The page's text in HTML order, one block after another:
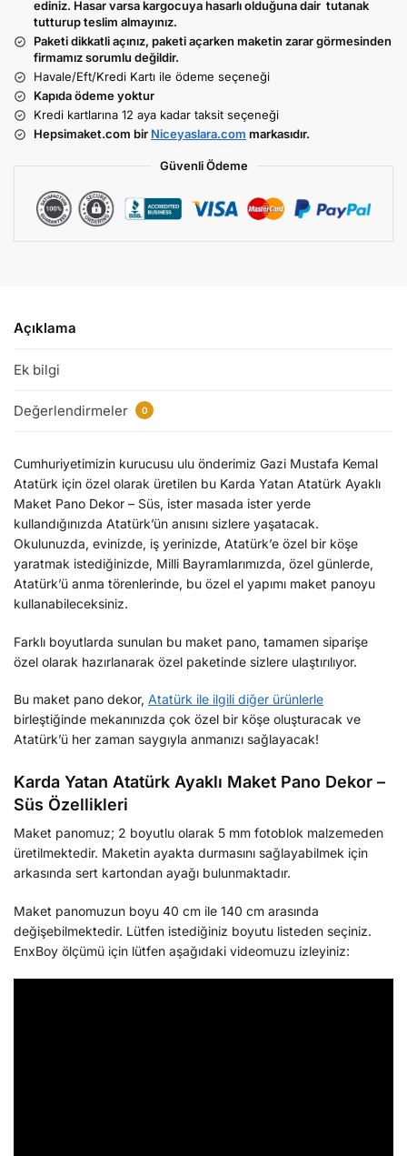
ediniz. Hasar varsa kargocuya hasarlı olduğuna dair tutanak
tutturup teslim almayınız.
Paketi dikkatli açınız, paketi açarken maketin zarar görmesinden
firmamız sorumlu değildir.
Havale/Eft/Kredi Kartı ile ödeme seçeneği
Kapıda ödeme yoktur
Kredi kartlarına 12 aya kadar taksit seçeneği
Hepsimaket.com bir Niceyaslara.com markasıdır.
Güvenli Ödeme
Açıklama
Ek bilgi
Değerlendirmeler 0
Cumhuriyetimizin kurucusu ulu önderimiz Gazi Mustafa Kemal
Atatürk için özel olarak üretilen bu Karda Yatan Atatürk Ayaklı
Maket Pano Dekor – Süs, ister masada ister yerde
kullandığınızda Atatürk’ün anısını sizlere yaşatacak.
Okulunuzda, evinizde, iş yerinizde, Atatürk’e özel bir köşe
yaratmak istediğinizde, Milli Bayramlarımızda, özel günlerde,
Atatürk’ü anma törenlerinde, bu özel el yapımı maket panoyu
kullanabileceksiniz.
Farklı boyutlarda sunulan bu maket pano, tamamen siparişe
özel olarak hazırlanarak özel paketinde sizlere ulaştırılıyor.
Bu maket pano dekor, Atatürk ile ilgili diğer ürünlerle
birleştiğinde mekanınızda çok özel bir köşe oluşturacak ve
Atatürk’ü her zaman saygıyla anmanızı sağlayacak!
Karda Yatan Atatürk Ayaklı Maket Pano Dekor –
Süs Özellikleri
Maket panomuz; 2 boyutlu olarak 5 mm fotoblok malzemeden
üretilmektedir. Maketin ayakta durmasını sağlayabilmek için
arkasında sert kartondan ayağı bulunmaktadır.
Maket panomuzun boyu 40 cm ile 140 cm arasında
değişebilmektedir. Lütfen istediğiniz boyutu listeden seçiniz.
EnxBoy ölçümü için lütfen aşağıdaki videomuzu izleyiniz: